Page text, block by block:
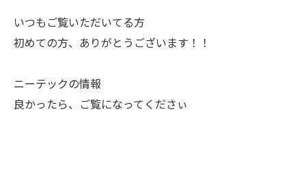
いつもご覧いただいてる方
初めての方、ありがとうございます！！
ニーテックの情報
良かったら、ご覧になってくださぃ